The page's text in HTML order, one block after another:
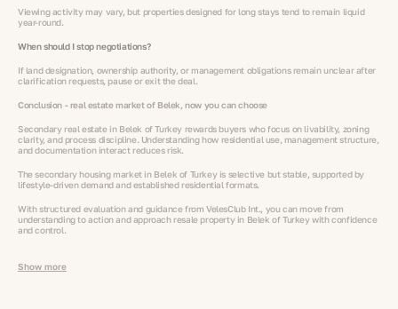
Viewing activity may vary, but properties designed for long stays tend to remain liquid
year-round.
When should I stop negotiations?
If land designation, ownership authority, or management obligations remain unclear after
clarification requests, pause or exit the deal.
Conclusion - real estate market of Belek, now you can choose
Secondary real estate in Belek of Turkey rewards buyers who focus on livability, zoning
clarity, and process discipline. Understanding how residential use, management structure,
and documentation interact reduces risk.
The secondary housing market in Belek of Turkey is selective but stable, supported by
lifestyle-driven demand and established residential formats.
With structured evaluation and guidance from VelesClub Int., you can move from
understanding to action and approach resale property in Belek of Turkey with confidence
and control.
Show more